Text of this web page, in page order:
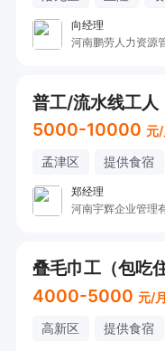
向经理
河南鹏劳人力资源
普工/流水线工人
5000-10000 元/
孟津区 提供食宿
郑经理
河南宇辉企业管理
叠毛巾工（包吃住
4000-5000 元/月
高新区 提供食宿